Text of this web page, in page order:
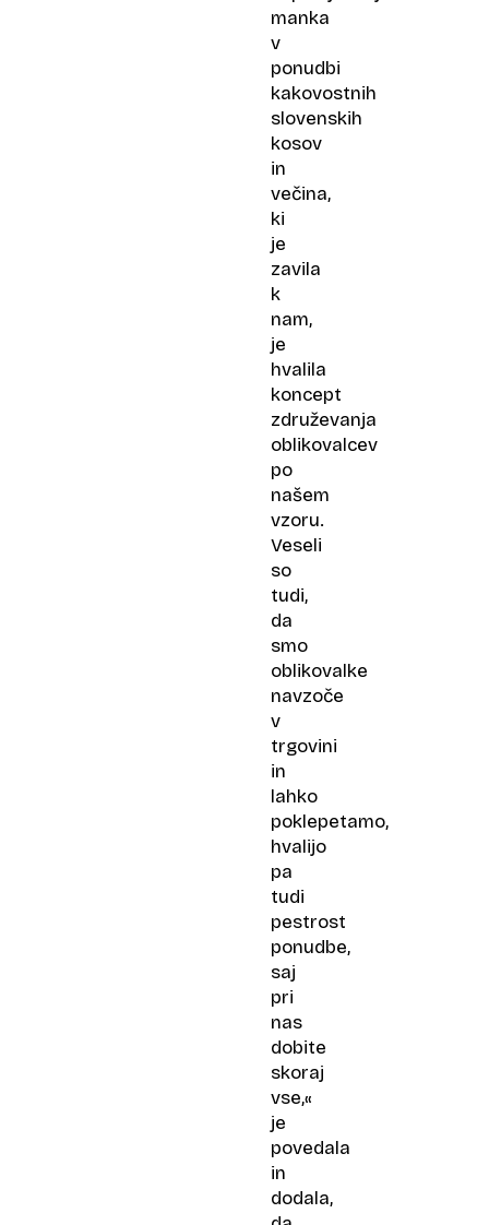
manka
v
ponudbi
kakovostnih
slovenskih
kosov
in
večina,
ki
je
zavila
k
nam,
je
hvalila
koncept
združevanja
oblikovalcev
po
našem
vzoru.
Veseli
so
tudi,
da
smo
oblikovalke
navzoče
v
trgovini
in
lahko
poklepetamo,
hvalijo
pa
tudi
pestrost
ponudbe,
saj
pri
nas
dobite
skoraj
vse,«
je
povedala
in
dodala,